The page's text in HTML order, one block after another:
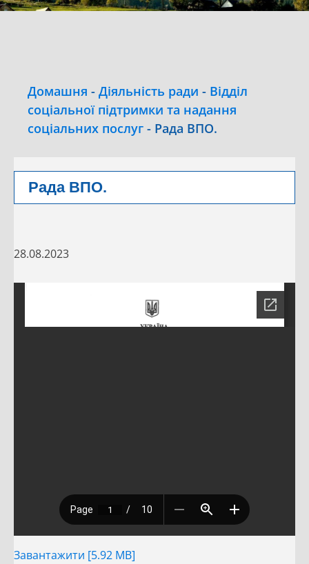
Домашня - Діяльність ради - Відділ
соціальної підтримки та надання
соціальних послуг - Рада ВПО.
Рада ВПО.
28.08.2023
Завантажити [5.92 MB]